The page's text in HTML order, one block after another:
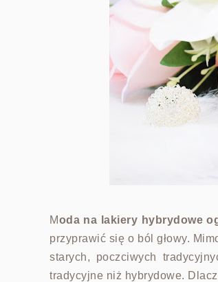
Moda na lakiery hybrydowe
przyprawić się o ból głowy.
starych, poczciwych
tradycyjne niż hybrydowe.